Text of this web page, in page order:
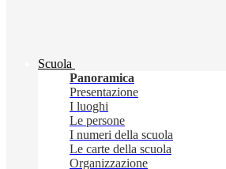
Scuola
Panoramica
Presentazione
I luoghi
Le persone
I numeri della scuola
Le carte della scuola
Organizzazione